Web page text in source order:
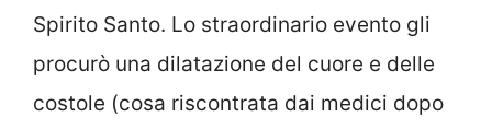
Spirito Santo. Lo straordinario evento gli
procurò una dilatazione del cuore e delle
costole (cosa riscontrata dai medici dopo